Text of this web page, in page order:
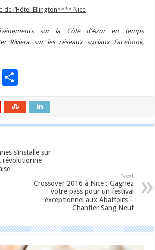
de l’Hôtel Ellington**** Nice
sur la Côte d’Azur en temps
Riviera sur les réseaux sociaux Facebook,
Email
s’installe sur
révolutionne
…
Next
Crossover 2016 à Nice : Gagnez
votre pass pour un festival
exceptionnel aux Abattoirs –
Chantier Sang Neuf